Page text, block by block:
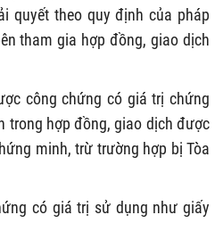
quyết theo quy định của pháp
tham gia hợp đồng, giao dịch
công chứng có giá trị chứng
trong hợp đồng, giao dịch được
minh, trừ trường hợp bị Tòa
có giá trị sử dụng như giấy